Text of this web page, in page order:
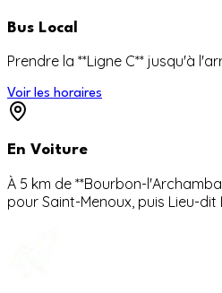
Bus Local
Prendre la **Ligne C** jusqu'à
Voir les horaires
En Voiture
À 5 km de **Bourbon-
pour Saint-Menoux, puis Lieu-dit